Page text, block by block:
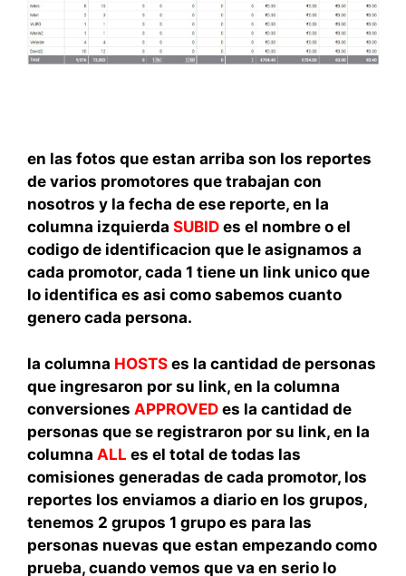
en las fotos que estan arriba son los reportes
de varios promotores que trabajan con
nosotros y la fecha de ese reporte, en la
columna izquierda SUBID es el nombre o el
codigo de identificacion que le asignamos a
cada promotor, cada 1 tiene un link unico que
lo identifica es asi como sabemos cuanto
genero cada persona.
la columna HOSTS es la cantidad de personas
que ingresaron por su link, en la columna
conversiones APPROVED es la cantidad de
personas que se registraron por su link, en la
columna ALL es el total de todas las
comisiones generadas de cada promotor, los
reportes los enviamos a diario en los grupos,
tenemos 2 grupos 1 grupo es para las
personas nuevas que estan empezando como
prueba, cuando vemos que va en serio lo